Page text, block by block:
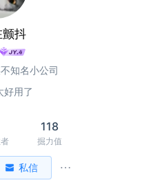
颤抖
知名小公司
好用了
118
掘力值
私信